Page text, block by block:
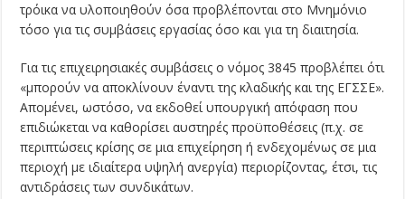
τρόικα να υλοποιηθούν όσα προβλέπονται στο Μνημόνιο
τόσο για τις συμβάσεις εργασίας όσο και για τη διαιτησία.
Για τις επιχειρησιακές συμβάσεις ο νόμος 3845 προβλέπει ότι
«μπορούν να αποκλίνουν έναντι της κλαδικής και της ΕΓΣΣΕ».
Απομένει, ωστόσο, να εκδοθεί υπουργική απόφαση που
επιδιώκεται να καθορίσει αυστηρές προϋποθέσεις (π.χ. σε
περιπτώσεις κρίσης σε μια επιχείρηση ή ενδεχομένως σε μια
περιοχή με ιδιαίτερα υψηλή ανεργία) περιορίζοντας, έτσι, τις
αντιδράσεις των συνδικάτων.